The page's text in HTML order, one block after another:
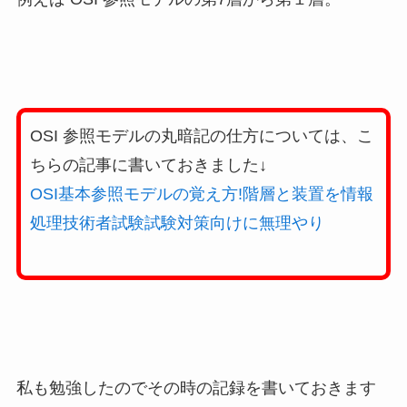
OSI 参照モデルの丸暗記の仕方については、こ
ちらの記事に書いておきました↓
OSI基本参照モデルの覚え方!階層と装置を情報
処理技術者試験試験対策向けに無理やり
私も勉強したのでその時の記録を書いておきます